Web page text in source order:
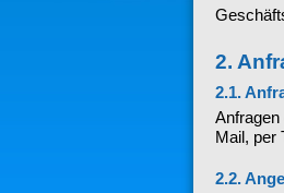
2.
2.1.
Mail, per
2.2.